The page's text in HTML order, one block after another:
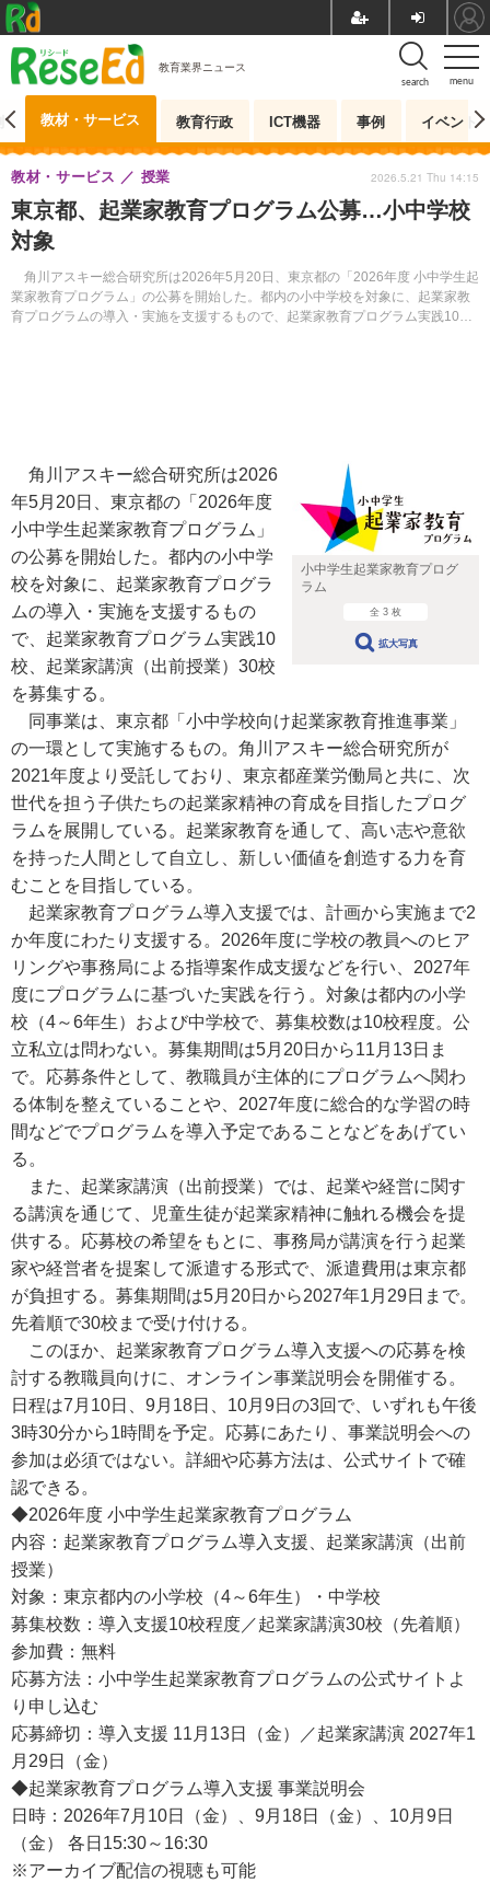
menu
search
教育業界ニュース
教材・サービス 教育行政 ICT機器 事例 イベント
東京都、起業家教育プログラム公募…小中学校
対象
角川アスキー総合研究所は2026年5月20日、東京都の「2026年度 小中学生起
業家教育プログラム」の公募を開始した。都内の小中学校を対象に、起業家教
育プログラムの導入・実施を支援するもので、起業家教育プログラム実践10
教材・サービス 授業 2026.5.21 Thu 14:15
小中学生起業家教育プログ
ラム
全 3 枚
拡大写真
角川アスキー総合研究所は2026
年5月20日、東京都の「2026年度
小中学生起業家教育プログラム」
の公募を開始した。都内の小中学
校を対象に、起業家教育プログラ
ムの導入・実施を支援するもの
で、起業家教育プログラム実践10
校、起業家講演（出前授業）30校
を募集する。
同事業は、東京都「小中学校向け起業家教育推進事業」
の一環として実施するもの。角川アスキー総合研究所が
2021年度より受託しており、東京都産業労働局と共に、次
世代を担う子供たちの起業家精神の育成を目指したプログ
ラムを展開している。起業家教育を通して、高い志や意欲
を持った人間として自立し、新しい価値を創造する力を育
むことを目指している。
起業家教育プログラム導入支援では、計画から実施まで2
か年度にわたり支援する。2026年度に学校の教員へのヒア
リングや事務局による指導案作成支援などを行い、2027年
度にプログラムに基づいた実践を行う。対象は都内の小学
校（4～6年生）および中学校で、募集校数は10校程度。公
立私立は問わない。募集期間は5月20日から11月13日ま
で。応募条件として、教職員が主体的にプログラムへ関わ
る体制を整えていることや、2027年度に総合的な学習の時
間などでプログラムを導入予定であることなどをあげてい
る。
また、起業家講演（出前授業）では、起業や経営に関す
る講演を通じて、児童生徒が起業家精神に触れる機会を提
供する。応募校の希望をもとに、事務局が講演を行う起業
家や経営者を提案して派遣する形式で、派遣費用は東京都
が負担する。募集期間は5月20日から2027年1月29日まで。
先着順で30校まで受け付ける。
このほか、起業家教育プログラム導入支援への応募を検
討する教職員向けに、オンライン事業説明会を開催する。
日程は7月10日、9月18日、10月9日の3回で、いずれも午後
3時30分から1時間を予定。応募にあたり、事業説明会への
参加は必須ではない。詳細や応募方法は、公式サイトで確
認できる。
◆2026年度 小中学生起業家教育プログラム
内容：起業家教育プログラム導入支援、起業家講演（出前
授業）
対象：東京都内の小学校（4～6年生）・中学校
募集校数：導入支援10校程度／起業家講演30校（先着順）
参加費：無料
応募方法：小中学生起業家教育プログラムの公式サイトよ
り申し込む
応募締切：導入支援 11月13日（金）／起業家講演 2027年1
月29日（金）
◆起業家教育プログラム導入支援 事業説明会
日時：2026年7月10日（金）、9月18日（金）、10月9日
（金） 各日15:30～16:30
※アーカイブ配信の視聴も可能